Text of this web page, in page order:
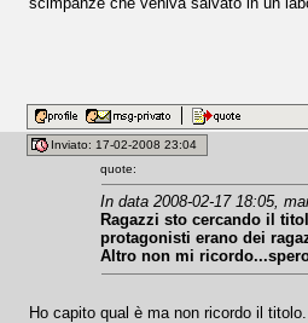
Inviato: 17-02-2008 23:04
quote:
In data 2008-02-17 18:05,
Ragazzi sto cercando il
protagonisti erano dei
Altro non mi
Ho capito qual è ma non ricordo il